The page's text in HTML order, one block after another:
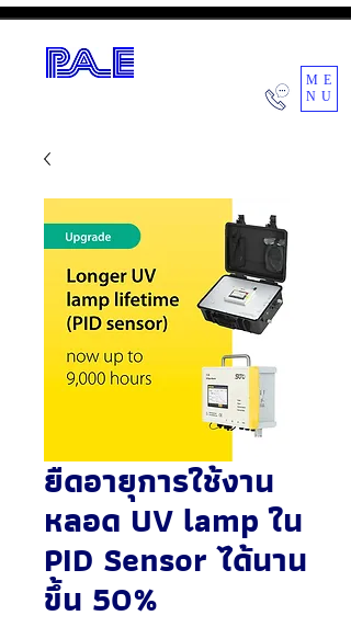
ME
NU
ยืดอายุการใช้งาน
หลอด UV lamp ใน
PID Sensor ได้นาน
ขึ้น 50%